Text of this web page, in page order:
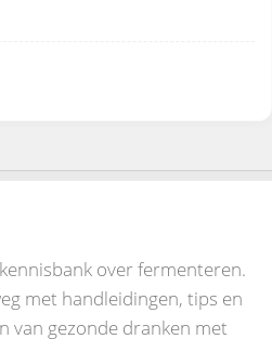
over fermenteren.
met handleidingen, tips en
van gezonde dranken met